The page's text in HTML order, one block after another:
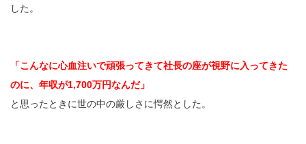
した。
「こんなに心血注いで頑張ってきて社長の座が視野に入ってきた
のに、年収が1,700万円なんだ」
と思ったときに世の中の厳しさに愕然とした。